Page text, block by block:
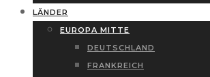
LÄNDER
EUROPA MITTE
DEUTSCHLAND
FRANKREICH